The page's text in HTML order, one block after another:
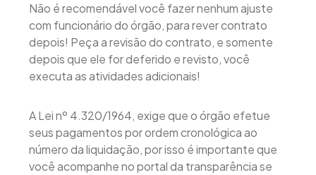
Não é recomendável você fazer nenhum ajuste
com funcionário do órgão, para rever contrato
depois! Peça a revisão do contrato, e somente
depois que ele for deferido e revisto, você
executa as atividades adicionais!
A Lei nº 4.320/1964, exige que o órgão efetue
seus pagamentos por ordem cronológica ao
número da liquidação, por isso é importante que
você acompanhe no portal da transparência se